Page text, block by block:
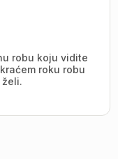
robu koju vidite
roku robu